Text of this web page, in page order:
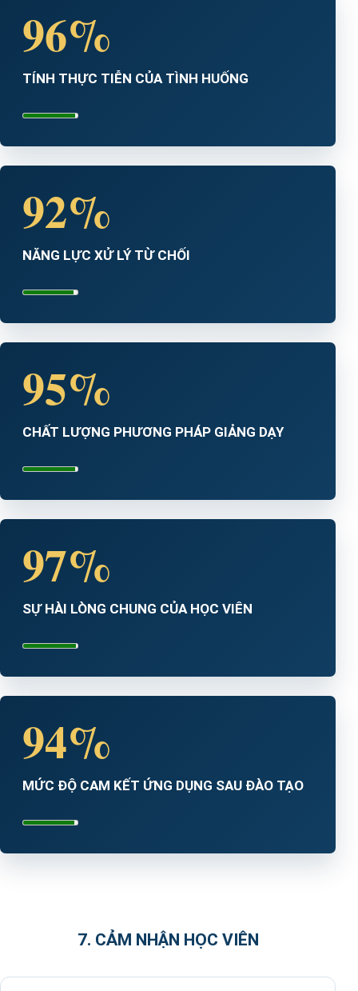
96%
TÍNH THỰC TIỄN CỦA TÌNH HUỐNG
92%
NĂNG LỰC XỬ LÝ TỪ CHỐI
95%
CHẤT LƯỢNG PHƯƠNG PHÁP GIẢNG DẠY
97%
SỰ HÀI LÒNG CHUNG CỦA HỌC VIÊN
94%
MỨC ĐỘ CAM KẾT ỨNG DỤNG SAU ĐÀO TẠO
7. CẢM NHẬN HỌC VIÊN